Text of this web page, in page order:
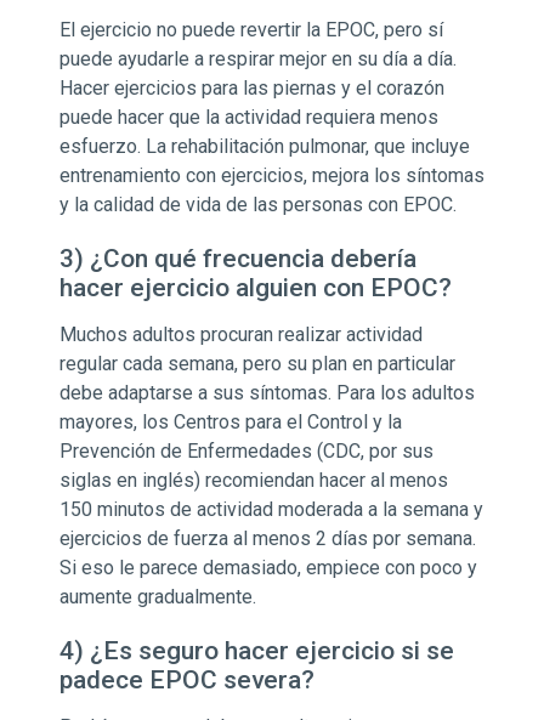
El ejercicio no puede revertir la EPOC, pero sí
puede ayudarle a respirar mejor en su día a día.
Hacer ejercicios para las piernas y el corazón
puede hacer que la actividad requiera menos
esfuerzo. La rehabilitación pulmonar, que incluye
entrenamiento con ejercicios, mejora los síntomas
y la calidad de vida de las personas con EPOC.
3) ¿Con qué frecuencia debería
hacer ejercicio alguien con EPOC?
Muchos adultos procuran realizar actividad
regular cada semana, pero su plan en particular
debe adaptarse a sus síntomas. Para los adultos
mayores, los Centros para el Control y la
Prevención de Enfermedades (CDC, por sus
siglas en inglés) recomiendan hacer al menos
150 minutos de actividad moderada a la semana y
ejercicios de fuerza al menos 2 días por semana.
Si eso le parece demasiado, empiece con poco y
aumente gradualmente.
4) ¿Es seguro hacer ejercicio si se
padece EPOC severa?